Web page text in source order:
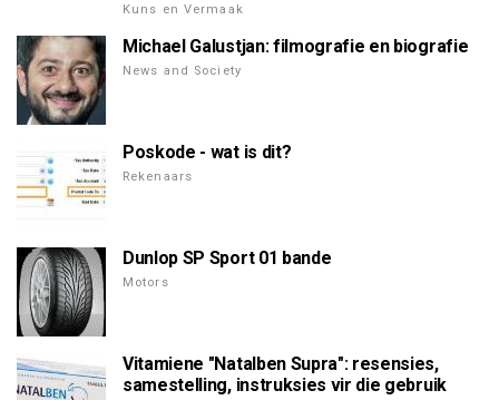
Kuns en Vermaak
Michael Galustjan: filmografie en biografie
News and Society
Poskode - wat is dit?
Rekenaars
Dunlop SP Sport 01 bande
Motors
Vitamiene "Natalben Supra": resensies,
samestelling, instruksies vir die gebruik